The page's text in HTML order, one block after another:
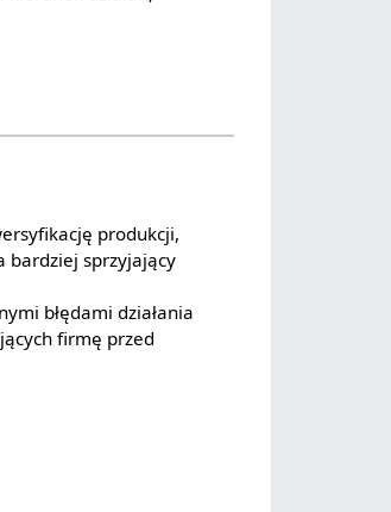
produkcji,
bardziej sprzyjający
błędami działania
firmę przed